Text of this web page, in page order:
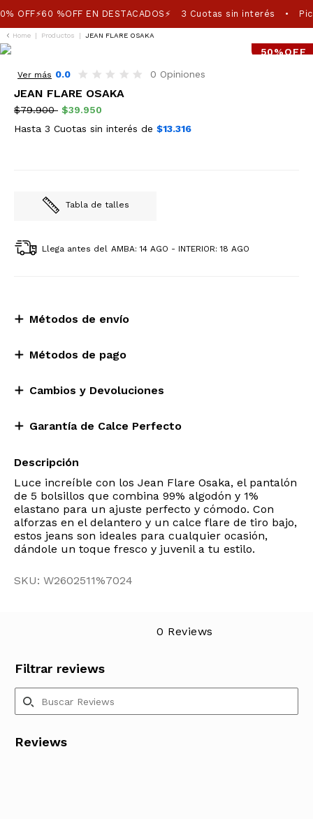
OFF⚡60 %OFF EN DESTACADOS⚡ 3 Cuotas sin interés •
Home | Productos | JEAN FLARE OSAKA
50%OFF
Ver más 0.0 0 Opiniones
JEAN FLARE OSAKA
$79.900 $39.950
Hasta 3 Cuotas sin interés de $13.316
Tabla de talles
Llega antes del AMBA: 14 AGO - INTERIOR: 18 AGO
Métodos de envío
Métodos de pago
Cambios y Devoluciones
Garantía de Calce Perfecto
Descripción
Luce increíble con los Jean Flare Osaka, el pantalón
de 5 bolsillos que combina 99% algodón y 1%
elastano para un ajuste perfecto y cómodo. Con
alforzas en el delantero y un calce flare de tiro bajo,
estos jeans son ideales para cualquier ocasión,
dándole un toque fresco y juvenil a tu estilo.
SKU: W2602511%7024
Filtrar reviews
0 Reviews
Reviews